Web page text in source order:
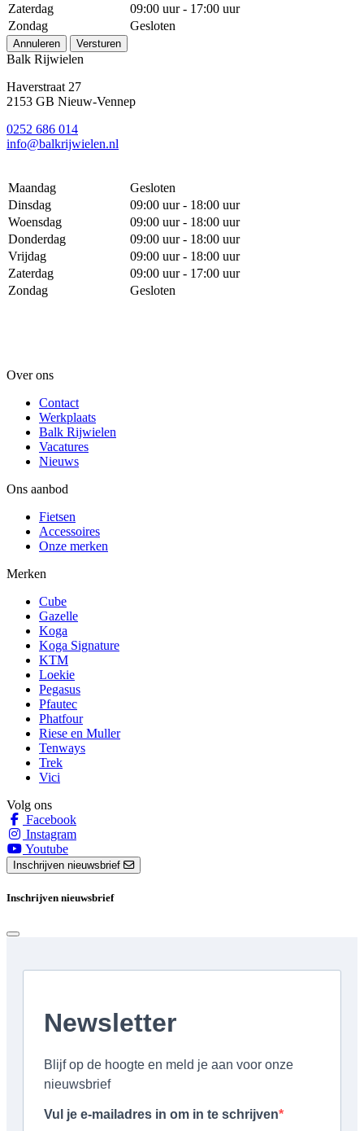
Zaterdag
09:00 uur - 17:00 uur
Zondag
Gesloten
Annuleren Versturen
Balk Rijwielen
Haverstraat 27
2153 GB Nieuw-Vennep
0252 686 014
info@balkrijwielen.nl
Maandag
Gesloten
Dinsdag
09:00 uur - 18:00 uur
Woensdag
09:00 uur - 18:00 uur
Donderdag
09:00 uur - 18:00 uur
Vrijdag
09:00 uur - 18:00 uur
Zaterdag
09:00 uur - 17:00 uur
Zondag
Gesloten
Over ons
Contact
Werkplaats
Balk Rijwielen
Vacatures
Nieuws
Ons aanbod
Fietsen
Accessoires
Onze merken
Merken
Cube
Gazelle
Koga
Koga Signature
KTM
Loekie
Pegasus
Pfautec
Phatfour
Riese en Muller
Tenways
Trek
Vici
Volg ons
Facebook
Instagram
Youtube
Inschrijven nieuwsbrief
Inschrijven nieuwsbrief